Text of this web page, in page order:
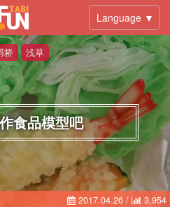
Language ▼
桥 浅草
食品模型吧
2017.04.26 / 3,954